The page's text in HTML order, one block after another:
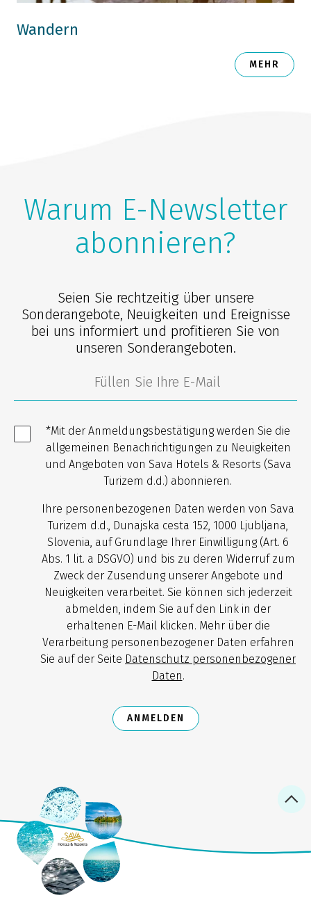
Wandern
MEHR
Warum E-Newsletter
abonnieren?
Seien Sie rechtzeitig über unsere
Sonderangebote, Neuigkeiten und Ereignisse
bei uns informiert und profitieren Sie von
unseren Sonderangeboten.
*Mit der Anmeldungsbestätigung werden Sie die
allgemeinen Benachrichtigungen zu Neuigkeiten
und Angeboten von Sava Hotels & Resorts (Sava
Turizem d.d.) abonnieren.
Ihre personenbezogenen Daten werden von Sava
Turizem d.d., Dunajska cesta 152, 1000 Ljubljana,
Slovenia, auf Grundlage Ihrer Einwilligung (Art. 6
Abs. 1 lit. a DSGVO) und bis zu deren Widerruf zum
Zweck der Zusendung unserer Angebote und
Neuigkeiten verarbeitet. Sie können sich jederzeit
abmelden, indem Sie auf den Link in der
erhaltenen E-Mail klicken. Mehr über die
Verarbeitung personenbezogener Daten erfahren
Sie auf der Seite Datenschutz personenbezogener
Daten.
ANMELDEN